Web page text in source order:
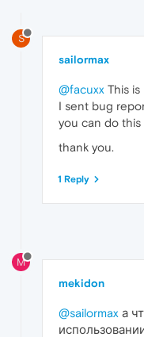
S
sailormax
@facuxx This
I sent bug
you can do this
thank you.
1 Reply
M
mekidon
@sailormax а